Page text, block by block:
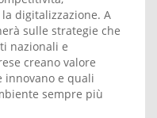
digitalizzazione. A
sulle strategie che
nazionali e
creano valore
innovano e quali
sempre più